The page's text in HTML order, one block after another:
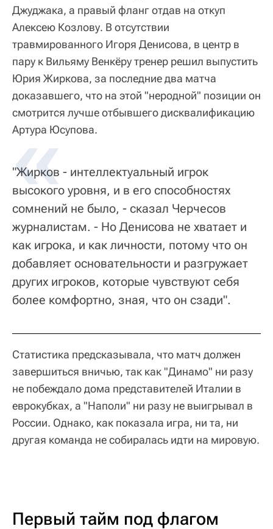
Джуджака, а правый фланг отдав на откуп
Алексею Козлову. В отсутствии
травмированного Игоря Денисова, в центр в
пару к Вильяму Венкёру тренер решил выпустить
Юрия Жиркова, за последние два матча
доказавшего, что на этой "неродной" позиции он
смотрится лучше отбывшего дисквалификацию
Артура Юсупова.
"Жирков - интеллектуальный игрок
высокого уровня, и в его способностях
сомнений не было, - сказал Черчесов
журналистам. - Но Денисова не хватает и
как игрока, и как личности, потому что он
добавляет основательности и разгружает
других игроков, которые чувствуют себя
более комфортно, зная, что он сзади".
Статистика предсказывала, что матч должен
завершиться вничью, так как "Динамо" ни разу
не побеждало дома представителей Италии в
еврокубках, а "Наполи" ни разу не выигрывал в
России. Однако, как показала игра, ни та, ни
другая команда не собиралась идти на мировую.
Первый тайм под флагом